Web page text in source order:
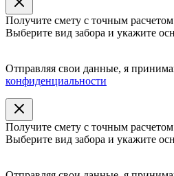
Получите смету с точным расчетом
Выберите вид забора и укажите
Отправляя свои данные, я
конфиденциальности
Получите смету с точным расчетом
Выберите вид забора и укажите